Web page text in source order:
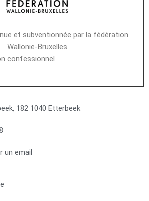
et subventionnée par la fédération
Wallonie-Bruxelles
confessionnel
182 1040 Etterbeek
un email